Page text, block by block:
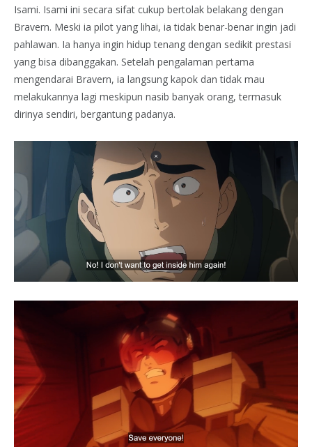
Isami. Isami ini secara sifat cukup bertolak belakang dengan
Bravern. Meski ia pilot yang lihai, ia tidak benar-benar ingin jadi
pahlawan. Ia hanya ingin hidup tenang dengan sedikit prestasi
yang bisa dibanggakan. Setelah pengalaman pertama
mengendarai Bravern, ia langsung kapok dan tidak mau
melakukannya lagi meskipun nasib banyak orang, termasuk
dirinya sendiri, bergantung padanya.